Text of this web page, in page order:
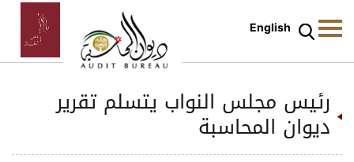
English
رئيس مجلس النواب يتسلم تقرير
ديوان المحاسبة